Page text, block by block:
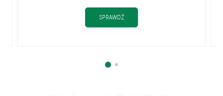
SPRAWDŹTYLKO W PREMIUM